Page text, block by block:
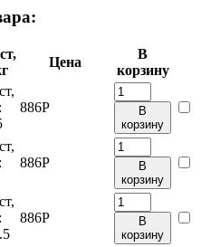
Цена
В
корзину
886Р
В
корзину
886Р
В
корзину
886Р
В
корзину